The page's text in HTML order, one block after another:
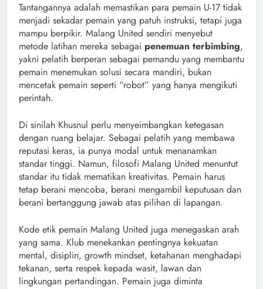
Tantangannya adalah memastikan para pemain U-17 tidak
menjadi sekadar pemain yang patuh instruksi, tetapi juga
mampu berpikir. Malang United sendiri menyebut
metode latihan mereka sebagai penemuan terbimbing,
yakni pelatih berperan sebagai pemandu yang membantu
pemain menemukan solusi secara mandiri, bukan
mencetak pemain seperti “robot” yang hanya mengikuti
perintah.
Di sinilah Khusnul perlu menyeimbangkan ketegasan
dengan ruang belajar. Sebagai pelatih yang membawa
reputasi keras, ia punya modal untuk menanamkan
standar tinggi. Namun, filosofi Malang United menuntut
standar itu tidak mematikan kreativitas. Pemain harus
tetap berani mencoba, berani mengambil keputusan dan
berani bertanggung jawab atas pilihan di lapangan.
Kode etik pemain Malang United juga menegaskan arah
yang sama. Klub menekankan pentingnya kekuatan
mental, disiplin, growth mindset, ketahanan menghadapi
tekanan, serta respek kepada wasit, lawan dan
lingkungan pertandingan. Pemain juga diminta